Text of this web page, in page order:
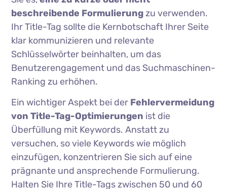
beschreibende Formulierungzu verwenden.
Ihr Title-Tag sollte die Kernbotschaft Ihrer Seite
klar kommunizieren und relevante
Schlüsselwörter beinhalten, um das
Benutzerengagement und das Suchmaschinen-
Ranking zu erhöhen.
Ein wichtiger Aspekt bei der Fehlervermeidung
von Title-Tag-Optimierungen ist die
Überfüllung mit Keywords. Anstatt zu
versuchen, so viele Keywords wie möglich
einzufügen, konzentrieren Sie sich auf eine
prägnante und ansprechende Formulierung.
Halten Sie Ihre Title-Tags zwischen 50 und 60